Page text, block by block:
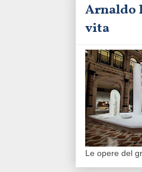
Arnaldo
vita
Le opere del